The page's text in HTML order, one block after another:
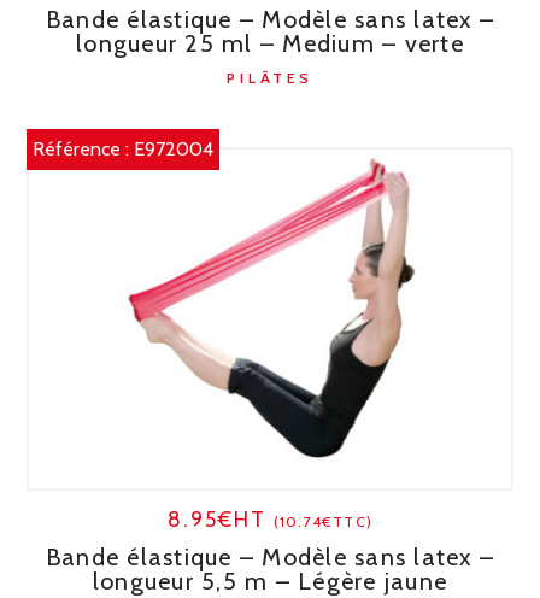
Bande élastique – Modèle sans latex –
longueur 25 ml – Medium – verte
PILÂTES
Référence : E972004
8.95€HT (10.74€TTC)
Bande élastique – Modèle sans latex –
longueur 5,5 m – Légère jaune